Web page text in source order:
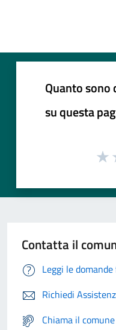
Quanto
su questa
Contatta il
Leggi le
Richiedi
Chiama il